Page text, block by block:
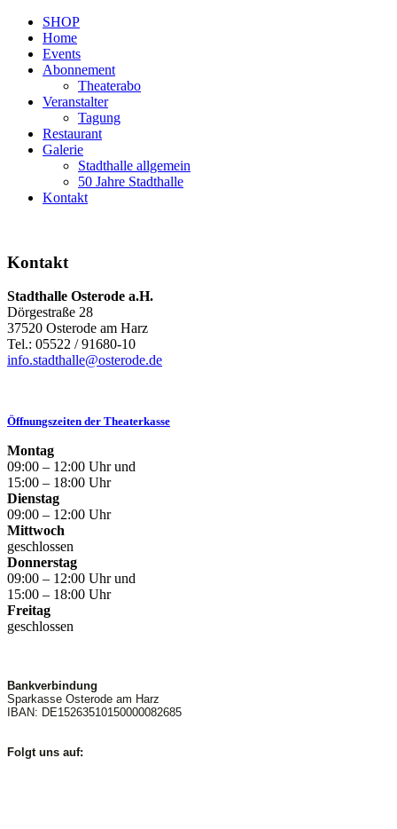
SHOP
Home
Events
Abonnement
Theaterabo
Veranstalter
Tagung
Restaurant
Galerie
Stadthalle allgemein
50 Jahre Stadthalle
Kontakt
Kontakt
Stadthalle Osterode a.H.
Dörgestraße 28
37520 Osterode am Harz
Tel.: 05522 / 91680-10
info.stadthalle@osterode.de
Öffnungszeiten der Theaterkasse
Montag
09:00 – 12:00 Uhr und
15:00 – 18:00 Uhr
Dienstag
09:00 – 12:00 Uhr
Mittwoch
geschlossen
Donnerstag
09:00 – 12:00 Uhr und
15:00 – 18:00 Uhr
Freitag
geschlossen
Bankverbindung
Sparkasse Osterode am Harz
IBAN: DE15263510150000082685
Folgt uns auf: